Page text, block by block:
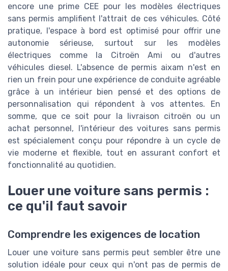
encore une prime CEE pour les modèles électriques
sans permis amplifient l'attrait de ces véhicules. Côté
pratique, l'espace à bord est optimisé pour offrir une
autonomie sérieuse, surtout sur les modèles
électriques comme la Citroën Ami ou d'autres
véhicules diesel. L'absence de permis aixam n'est en
rien un frein pour une expérience de conduite agréable
grâce à un intérieur bien pensé et des options de
personnalisation qui répondent à vos attentes. En
somme, que ce soit pour la livraison citroën ou un
achat personnel, l'intérieur des voitures sans permis
est spécialement conçu pour répondre à un cycle de
vie moderne et flexible, tout en assurant confort et
fonctionnalité au quotidien.
Louer une voiture sans permis :
ce qu'il faut savoir
Comprendre les exigences de location
Louer une voiture sans permis peut sembler être une
solution idéale pour ceux qui n'ont pas de permis de